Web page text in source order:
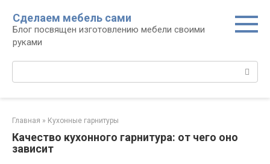
контенту
Сделаем мебель сами
Блог посвящен изготовлению мебели своими
руками
Главная » Кухонные гарнитуры
Качество кухонного гарнитура: от чего оно
зависит